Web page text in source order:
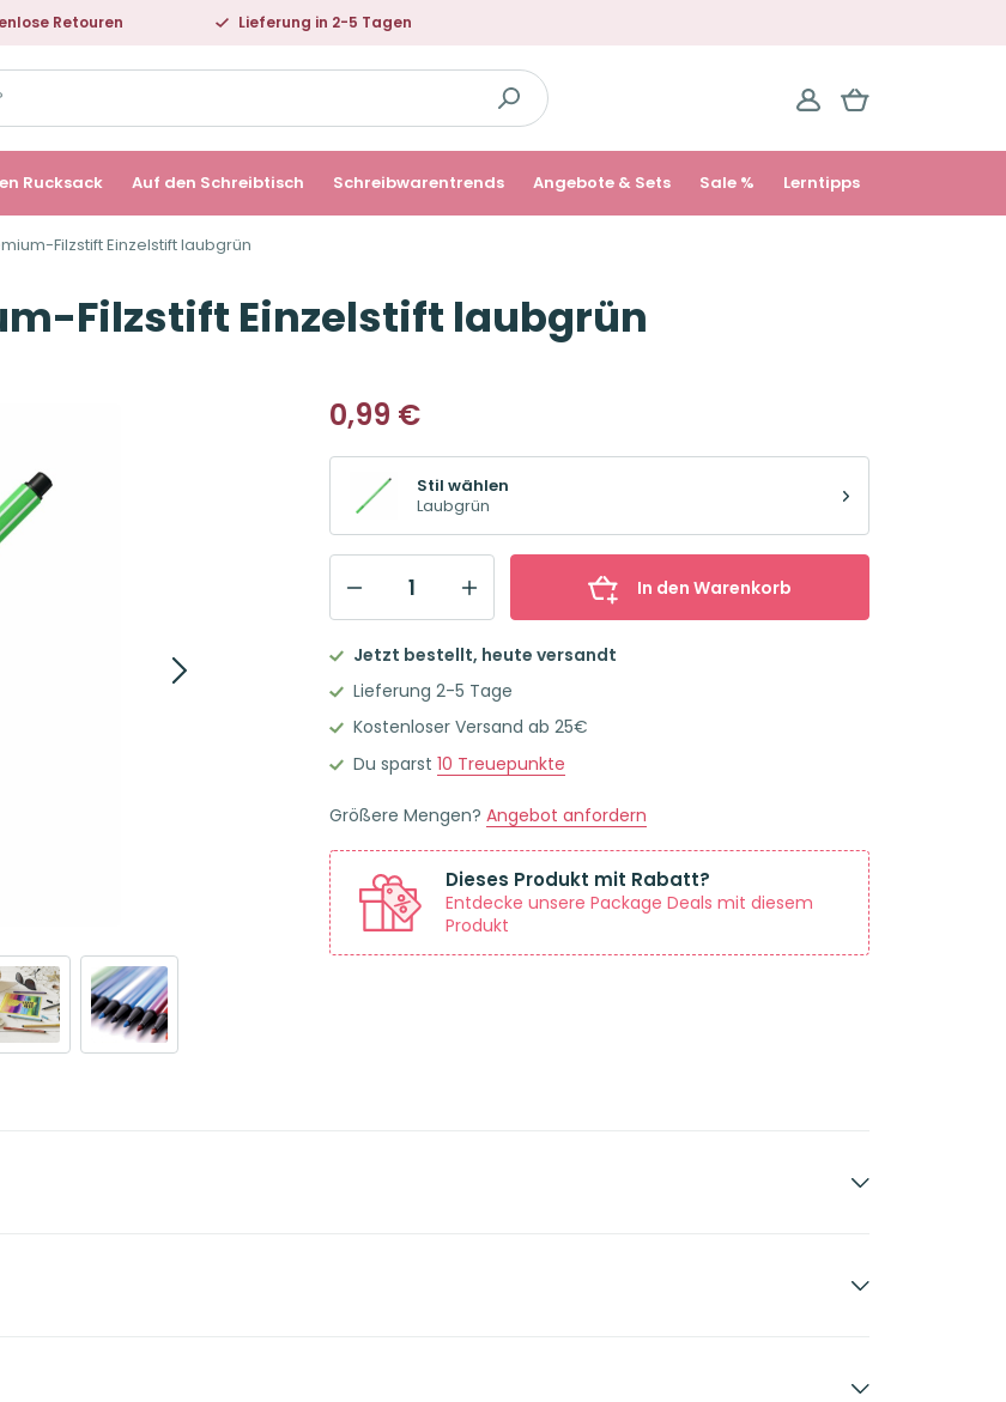
Retouren Lieferung in 2-5 Tagen
Rucksack Auf den Schreibtisch Schreibwarentrends Angebote & Sets Sale % Lerntipps
Filzstift Einzelstift laubgrün
Filzstift Einzelstift laubgrün
0,99 €
Stil wählen
Laubgrün
68
Premium-
Filzstift
Einzelstift
Menge
In den Warenkorb
Jetzt bestellt, heute versandt
Lieferung 2-5 Tage
Kostenloser Versand ab 25€
Du sparst 10 Treuepunkte
Größere Mengen? Angebot anfordern
Dieses Produkt mit Rabatt?
Entdecke unsere Package Deals mit diesem
Produkt